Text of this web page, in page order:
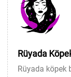
Rüyada
Rüyada köpek